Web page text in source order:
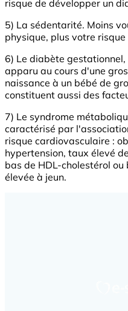
risque de développer un
5) La sédentarité. Moins
physique, plus votre
6) Le diabète
apparu au cours d'une
naissance à un bébé de
constituent aussi des
7) Le syndrome
caractérisé par
risque cardiovasculaire :
hypertension, taux élevé
bas de HDL-cholestérol
élevée à jeun.